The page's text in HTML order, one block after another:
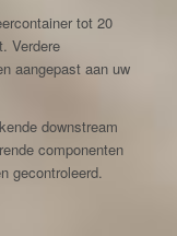
tot 20
Verdere
aangepast aan uw
downstream
componenten
gecontroleerd.